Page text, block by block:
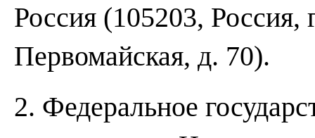
Россия (105203,
Первомайская, д. 70).
2. Федеральное